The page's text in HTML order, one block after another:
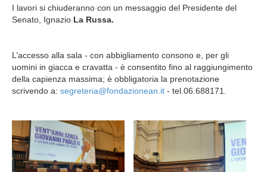
I lavori si chiuderanno con un messaggio del Presidente del
Senato, Ignazio La Russa.
L’accesso alla sala - con abbigliamento consono e, per gli
uomini in giacca e cravatta - è consentito fino al raggiungimento
della capienza massima; è obbligatoria la prenotazione
scrivendo a: segreteria@fondazionean.it - tel.06.688171.